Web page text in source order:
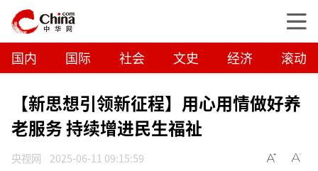
国内 国际 社会 文史 经济 滚动
【新思想引领新征程】用心用情做好养
老服务 持续增进民生福祉
央视网 2025-06-11 09:15:59